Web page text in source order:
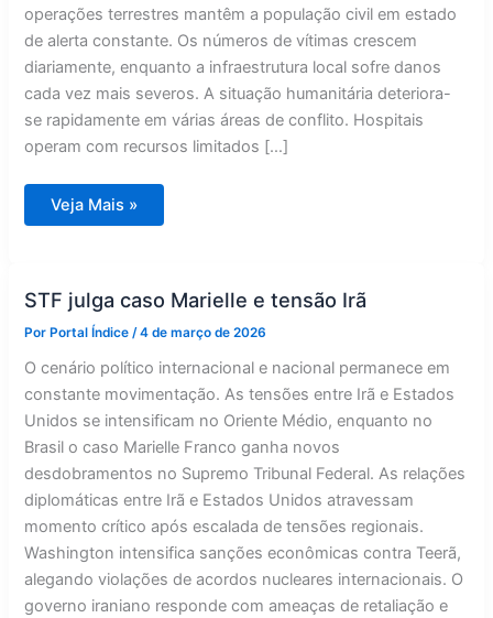
operações terrestres mantêm a população civil em estado
de alerta constante. Os números de vítimas crescem
diariamente, enquanto a infraestrutura local sofre danos
cada vez mais severos. A situação humanitária deteriora-
se rapidamente em várias áreas de conflito. Hospitais
operam com recursos limitados […]
Escalada
no
novo
patamar
crítico
Veja Mais »
STF julga caso Marielle e tensão Irã
PorPortal Índice /4 de março de 2026
O cenário político internacional e nacional permanece em
constante movimentação. As tensões entre Irã e Estados
Unidos se intensificam no Oriente Médio, enquanto no
Brasil o caso Marielle Franco ganha novos
desdobramentos no Supremo Tribunal Federal. As relações
diplomáticas entre Irã e Estados Unidos atravessam
momento crítico após escalada de tensões regionais.
Washington intensifica sanções econômicas contra Teerã,
alegando violações de acordos nucleares internacionais. O
governo iraniano responde com ameaças de retaliação e